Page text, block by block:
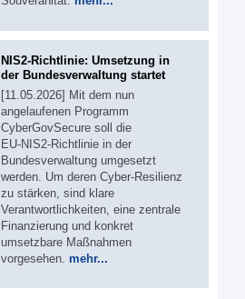
NIS2-Richtlinie: Umsetzung in
der Bundesverwaltung startet
[11.05.2026] Mit dem nun
angelaufenen Programm
CyberGovSecure soll die
EU‑NIS2‑Richtlinie in der
Bundesverwaltung umgesetzt
werden. Um deren Cyber-Resilienz
zu stärken, sind klare
Verantwortlichkeiten, eine zentrale
Finanzierung und konkret
umsetzbare Maßnahmen
vorgesehen. mehr...